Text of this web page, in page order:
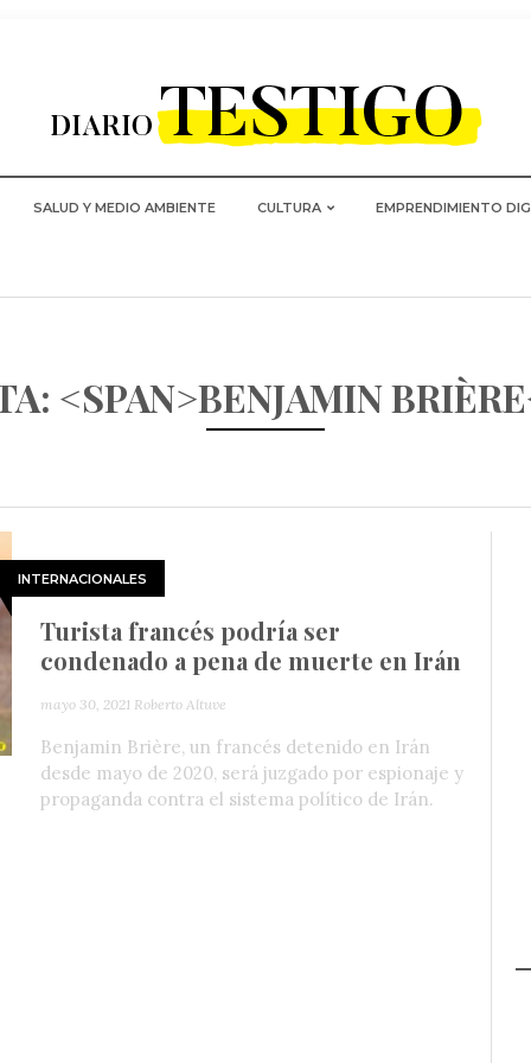
SALUD Y MEDIO AMBIENTE CULTURA EMPRENDIMIENTO
<SPAN>BENJAMIN
INTERNACIONALES
Turista francés podría ser
condenado a pena de muerte en Irán
mayo 30, 2021 Roberto Altuve
Benjamin Brière, un francés detenido en Irán
desde mayo de 2020, será juzgado por espionaje y
propaganda contra el sistema político de Irán.